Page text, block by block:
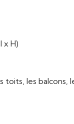
x H)
les balcons,